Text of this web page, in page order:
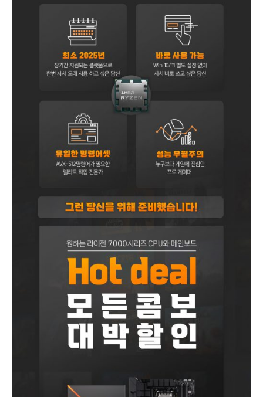
CPU
드
를
가
성
게
임
쿠
폰
도
받
으
세
요!